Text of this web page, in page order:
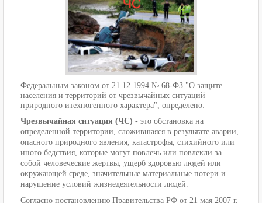
Федеральным законом от 21.12.1994 № 68-ФЗ "О защите
населения и территорий от чрезвычайных ситуаций
природного итехногенного характера", определено:
Чрезвычайная ситуация (ЧС) - это обстановка на
определенной территории, сложившаяся в результате аварии,
опасного природного явления, катастрофы, стихийного или
иного бедствия, которые могут повлечь или повлекли за
собой человеческие жертвы, ущерб здоровью людей или
окружающей среде, значительные материальные потери и
нарушение условий жизнедеятельности людей.
Согласно постановлению Правительства РФ от 21 мая 2007 г.